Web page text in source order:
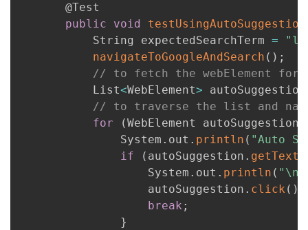
       @Test
public
void
           String expectedSearchTerm
=
navigateToGoogleAndSearch ( ) ;
// to fetch the webElement
           List
<WebElement>
// to traverse the list and
for
(WebElement autoSuggestion
               System
. out . println ( "Auto
if
( autoSuggestion . getText
                   System
. out . println (
                   autoSuggestion
. click ( )
break ;
}